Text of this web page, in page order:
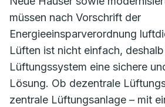
müssen nach Vorschrift der
Energieeinsparverordnung
Lüften ist nicht einfach,
Lüftungssystem eine sichere
Lösung. Ob dezentrale
zentrale Lüftungsanlage – mit